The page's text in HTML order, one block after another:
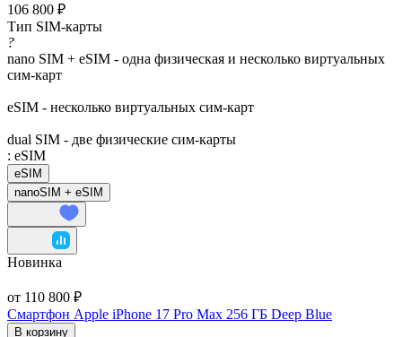
106 800 ₽
Тип SIM-карты
?
nano SIM + eSIM - одна физическая и несколько виртуальных
сим-карт
eSIM - несколько виртуальных сим-карт
dual SIM - две физические сим-карты
: eSIM
eSIM
nanoSIM + eSIM
Новинка
от 110 800 ₽
Смартфон Apple iPhone 17 Pro Max 256 ГБ Deep Blue
В корзину